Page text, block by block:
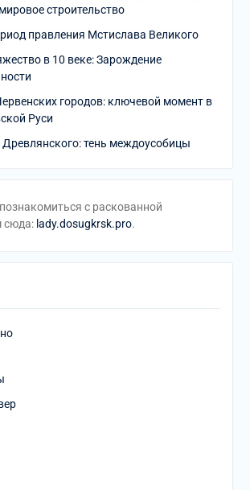
строительство
правления Мстислава Великого
в 10 веке: Зарождение
городов: ключевой момент в
Руси
Древлянского: тень междоусобицы
с раскованной
сюда: lady.dosugkrsk.pro.